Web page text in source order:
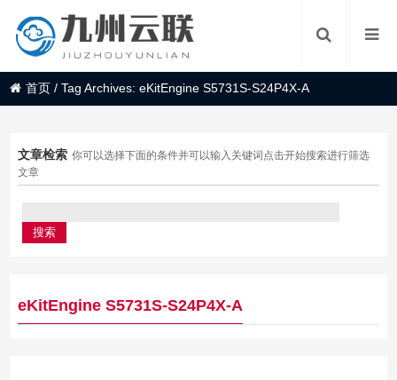
首页 /Tag Archives: eKitEngine S5731S-S24P4X-A
文章检索 你可以选择下面的条件并可以输入关键词点击开始搜索进行筛选
文章
eKitEngine S5731S-S24P4X-A